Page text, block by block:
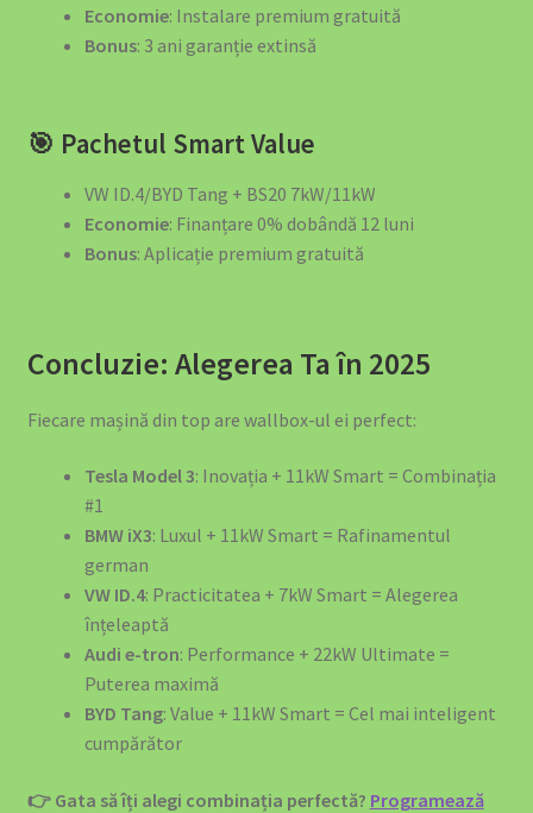
Economie: Instalare premium gratuită
Bonus: 3 ani garanție extinsă
🎯 Pachetul Smart Value
VW ID.4/BYD Tang + BS20 7kW/11kW
Economie: Finanțare 0% dobândă 12 luni
Bonus: Aplicație premium gratuită
Concluzie: Alegerea Ta în 2025
Fiecare mașină din top are wallbox-ul ei perfect:
Tesla Model 3: Inovația + 11kW Smart = Combinația
#1
BMW iX3: Luxul + 11kW Smart = Rafinamentul
german
VW ID.4: Practicitatea + 7kW Smart = Alegerea
înțeleaptă
Audi e-tron: Performance + 22kW Ultimate =
Puterea maximă
BYD Tang: Value + 11kW Smart = Cel mai inteligent
cumpărător
👉 Gata să îți alegi combinația perfectă? Programează